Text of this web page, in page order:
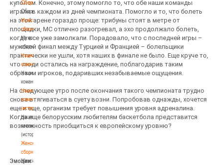
Сборные
Сборные
Мужские
сборные
Мужские
сборные
Национальная
команда
Национальная
команда
Национальная
команда
(история)
Национальная
команда
(история)
Женские
сборные
Женские
куполом. Конечно, этому помогло то, что обе наши команды
играли в каждом из дней чемпионата. Помогло и то, что болеть
на этой арене гораздо проще: трибуны стоят в метре от
площадки, MC отлично разогревал, а эхо продолжало болеть,
когда все уже замолкали. Порадовало, что с последней игры –
мужской финал между Турцией и Францией – болельщики
практически не ушли, хотя наших в финале не было. Еще круче то,
что люди остались на награждение, поблагодарив таким
образом игроков, подаривших незабываемые ощущения.
На следующее утро после окончания такого чемпионата трудно
снова втягиваться в суету возни. Попробовав однажды, хочется
еще и еще, организм требует повышения уровня адреналина.
Когда еще белорусским любителям баскетбола представится
возможность приобщиться к европейскому уровню?
Эмоции